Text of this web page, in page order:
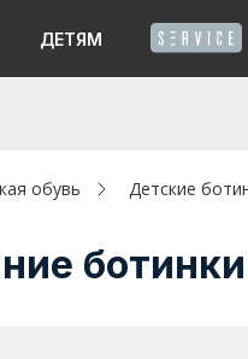
ДЕТЯМ
обувь Детские